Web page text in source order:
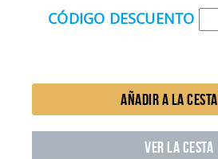
CÓDIGO DESCUENTO
AÑADIR A LA CESTA
VER LA CESTA